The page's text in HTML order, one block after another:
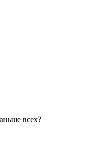
всех?